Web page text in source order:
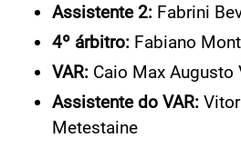
Assistente 2: Fabrini
4º árbitro: Fabiano
VAR: Caio Max Augusto
Assistente do VAR:
Metestaine